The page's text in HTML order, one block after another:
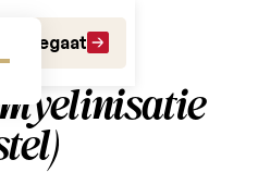
legaat
van de